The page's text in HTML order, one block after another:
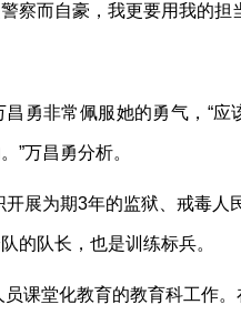
察而自豪，我更要用我的担
勇非常佩服她的勇气，“
”万昌勇分析。
展为期3年的监狱、戒毒
的队长，也是训练标兵。
课堂化教育的教育科工作